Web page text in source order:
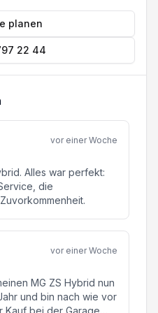
planen
22 44
vor einer Woche
Alles war perfekt:
die
vor einer Woche
und bin nach wie vor